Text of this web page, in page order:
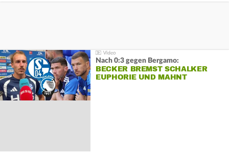
Nach 0:3 gegen Bergamo:
BECKER BREMST SCHALKER
EUPHORIE UND MAHNT